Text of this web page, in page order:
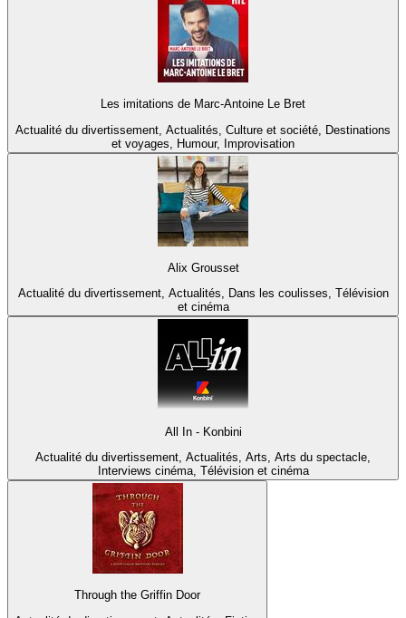
Les imitations de Marc-Antoine Le Bret
Actualité du divertissement, Actualités, Culture et société, Destinations
et voyages, Humour, Improvisation
Alix Grousset
Actualité du divertissement, Actualités, Dans les coulisses, Télévision
et cinéma
All In - Konbini
Actualité du divertissement, Actualités, Arts, Arts du spectacle,
Interviews cinéma, Télévision et cinéma
Through the Griffin Door